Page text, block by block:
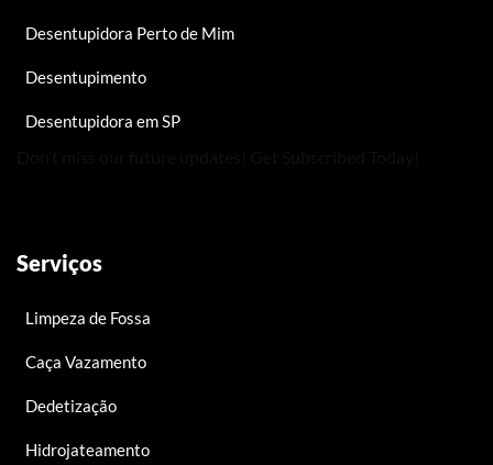
Desentupidora Perto de Mim
Desentupimento
Desentupidora em SP
Serviços
Limpeza de Fossa
Caça Vazamento
Dedetização
Hidrojateamento